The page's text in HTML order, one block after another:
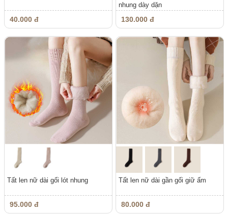
40.000 đ
nhung dày dặn
130.000 đ
Tất len nữ dài gối lót nhung
95.000 đ
Tất len nữ dài gần gối giữ ấm
80.000 đ